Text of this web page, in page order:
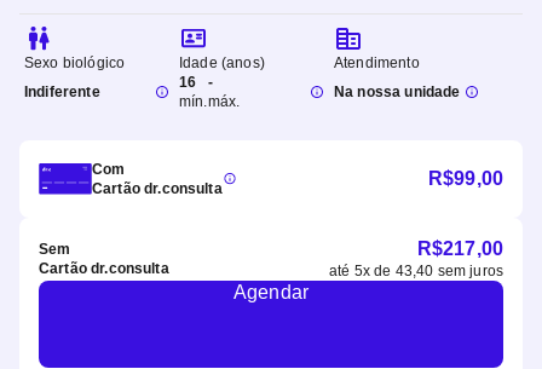
Sexo biológico
Indiferente
Idade (anos)
16
mín.
-
máx.
Atendimento
Na nossa unidade
Com
Cartão dr.consulta
R$99,00
Sem
Cartão dr.consulta
R$217,00
até 5x de 43,40 sem juros
Agendar